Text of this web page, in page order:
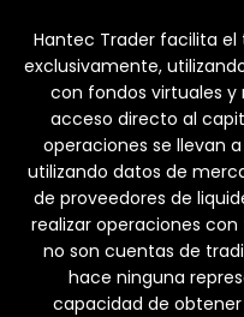
Hantec Trader facilita
exclusivamente,
con fondos virtuales y
acceso directo al
operaciones se llevan
utilizando datos de
de proveedores de
realizar operaciones
no son cuentas de
hace ninguna
capacidad de